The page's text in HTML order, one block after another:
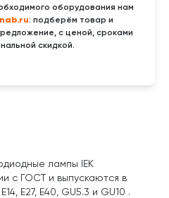
оборудования нам
: подберём товар и
с ценой, сроками
скидкой.
лампы IEK
с ГОСТ и выпускаются в
E27, E40, GU5.3 и GU10 .